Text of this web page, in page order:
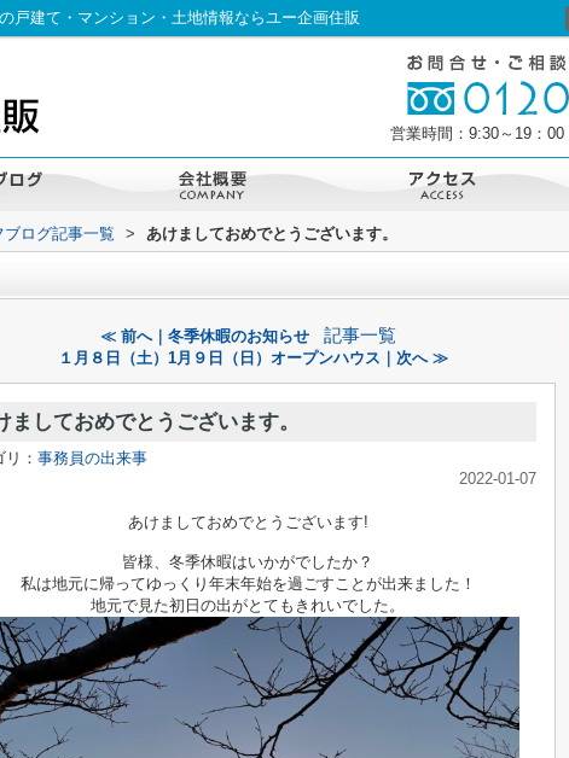
戸建て・マンション・土地情報ならユー企画住販
営業時間：9:30～19：00
ログ記事一覧 > あけましておめでとうございます。
≪ 前へ｜冬季休暇のお知らせ 記事一覧
１月８日（土）1月９日（日）オープンハウス｜次へ ≫
ましておめでとうございます。
： 事務員の出来事
2022-01-07
あけましておめでとうございます!
皆様、冬季休暇はいかがでしたか？
私は地元に帰ってゆっくり年末年始を過ごすことが出来ました！
地元で見た初日の出がとてもきれいでした。